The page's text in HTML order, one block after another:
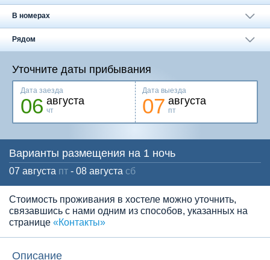
В номерах
Рядом
Уточните даты прибывания
Дата заезда
06 августа
чт
Дата выезда
07 августа
пт
Варианты размещения на 1 ночь
07 августа пт - 08 августа сб
Стоимость проживания в хостеле можно уточнить,
связавшиcь с нами одним из способов, указанных на
странице «Контакты»
Описание
Петербург
+7 (812) 418-22-18
Полная версия сайта